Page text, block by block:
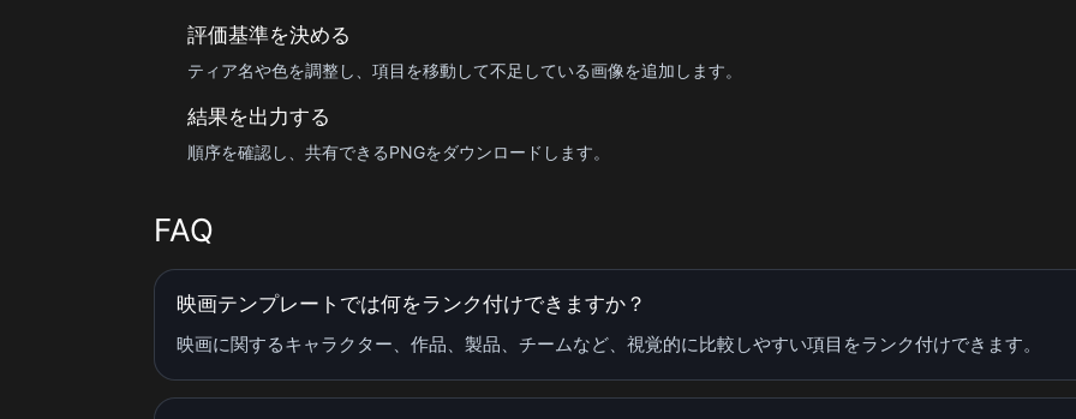
評価基準を決める
ティア名や色を調整し、項目を移動して不足している画像を追加します。
結果を出力する
順序を確認し、共有できるPNGをダウンロードします。
FAQ
映画テンプレートでは何をランク付けできますか？
映画に関するキャラクター、作品、製品、チームなど、視覚的に比較しやすい項目をランク付けできます。